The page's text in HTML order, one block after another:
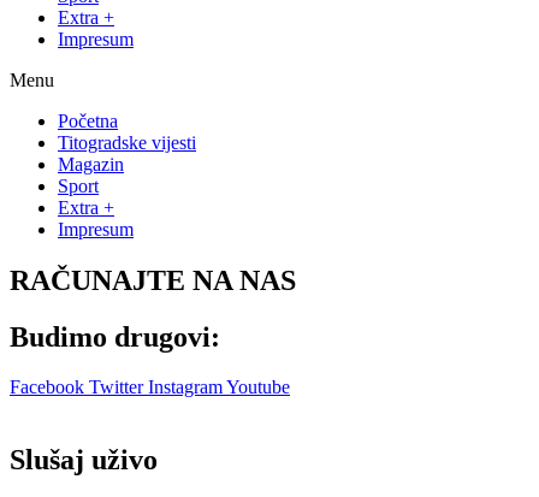
Extra +
Impresum
Menu
Početna
Titogradske vijesti
Magazin
Sport
Extra +
Impresum
RAČUNAJTE NA NAS
Budimo drugovi:
Facebook Twitter InstagramYoutube
Slušaj uživo